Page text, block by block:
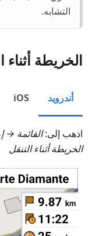
التشابه.
الخريطة أثناء
أندرويد iOS
اذهب إلى:القائمة →
الخريطة أثناء التنقل